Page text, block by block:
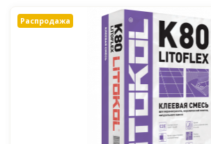
Распродажа